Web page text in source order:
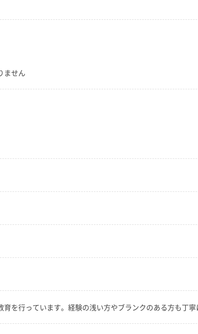
ません
を行っています。経験の浅い方やブランクのある方も丁